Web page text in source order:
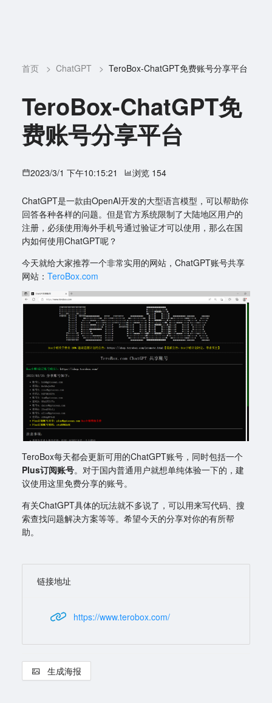
首页 > ChatGPT > TeroBox-ChatGPT免费账号分享平台
TeroBox-ChatGPT免
费账号分享平台
2023/3/1 下午10:15:21 浏览 154
ChatGPT是一款由OpenAI开发的大型语言模型，可以帮助你
回答各种各样的问题。但是官方系统限制了大陆地区用户的
注册，必须使用海外手机号通过验证才可以使用，那么在国
内如何使用ChatGPT呢？
今天就给大家推荐一个非常实用的网站，ChatGPT账号共享
网站： TeroBox.com
TeroBox每天都会更新可用的ChatGPT账号，同时包括一个
Plus订阅账号。对于国内普通用户就想单纯体验一下的，建
议使用这里免费分享的账号。
有关ChatGPT具体的玩法就不多说了，可以用来写代码、搜
索查找问题解决方案等等。希望今天的分享对你的有所帮
助。
链接地址
https://www.terobox.com/
生成海报